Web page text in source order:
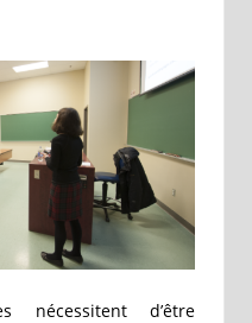
nécessitent d’être